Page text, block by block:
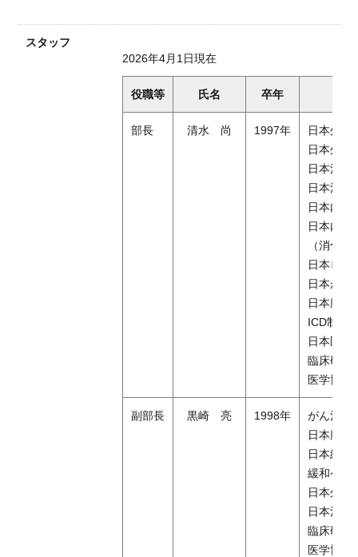
スタッフ
2026年4月1日現在
役職等 氏名 卒年
部長 清水 尚 1997年
日本外科
日本外科
日本消化
日本消化
日本内視
日本内
（消化
日本ロボ
日本がん
日本腹部
ICD制度
日本医師
臨床研修
医学博士
副部長 黒崎 亮 1998年
がん治療
日本腹部
日本緩和
緩和ケア
日本外科
日本消化
臨床研修
医学博士